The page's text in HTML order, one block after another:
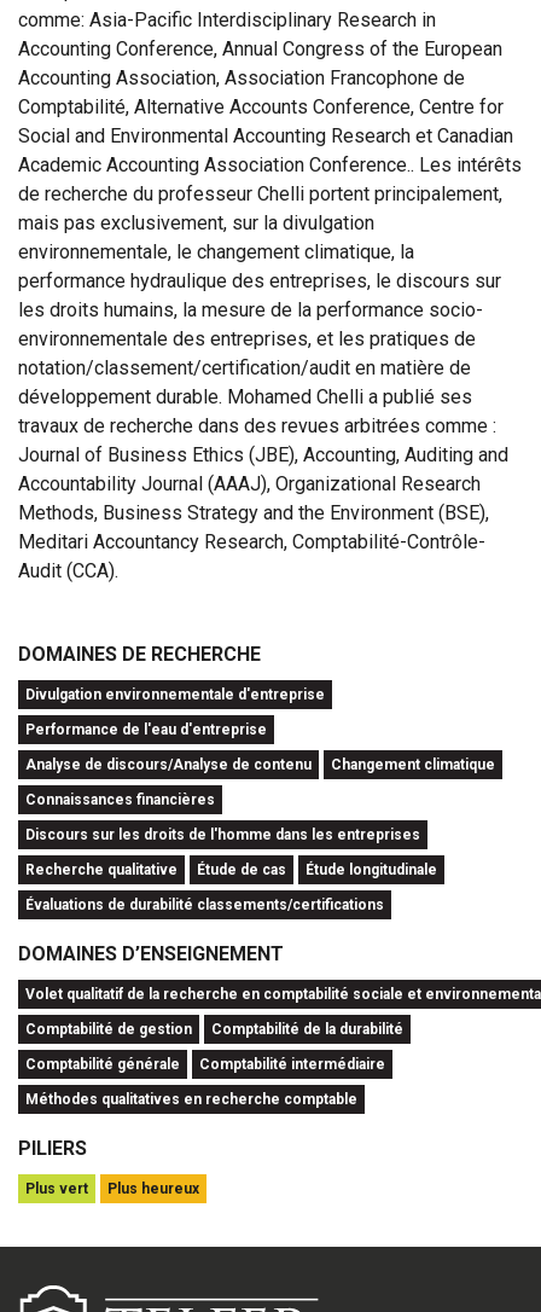
comme: Asia-Pacific Interdisciplinary Research in
Accounting Conference, Annual Congress of the European
Accounting Association, Association Francophone de
Comptabilité, Alternative Accounts Conference, Centre for
Social and Environmental Accounting Research et Canadian
Academic Accounting Association Conference.. Les intérêts
de recherche du professeur Chelli portent principalement,
mais pas exclusivement, sur la divulgation
environnementale, le changement climatique, la
performance hydraulique des entreprises, le discours sur
les droits humains, la mesure de la performance socio-
environnementale des entreprises, et les pratiques de
notation/classement/certification/audit en matière de
développement durable. Mohamed Chelli a publié ses
travaux de recherche dans des revues arbitrées comme :
Journal of Business Ethics (JBE), Accounting, Auditing and
Accountability Journal (AAAJ), Organizational Research
Methods, Business Strategy and the Environment (BSE),
Meditari Accountancy Research, Comptabilité-Contrôle-
Audit (CCA).
DOMAINES DE RECHERCHE
Divulgation environnementale d'entreprise
Performance de l'eau d'entreprise
Analyse de discours/Analyse de contenu Changement climatique
Connaissances financières
Discours sur les droits de l'homme dans les entreprises
Recherche qualitative Étude de cas Étude longitudinale
Évaluations de durabilité classements/certifications
DOMAINES D’ENSEIGNEMENT
Volet qualitatif de la recherche en comptabilité sociale et
Comptabilité de gestion Comptabilité de la durabilité
Comptabilité générale Comptabilité intermédiaire
Méthodes qualitatives en recherche comptable
PILIERS
Plus vert Plus heureux